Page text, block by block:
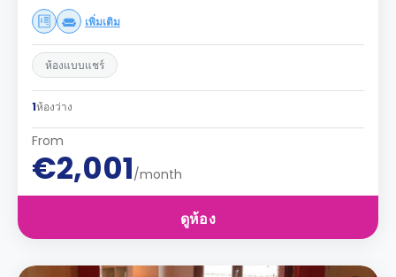
เพิ่มเติม
ห้องแบบแชร์
1ห้องว่าง
From
€2,001/month
ดูห้อง